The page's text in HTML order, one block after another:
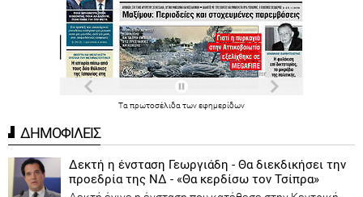
Τα πρωτοσέλιδα τωνεφημερίδων
ΔΗΜΟΦΙΛΕΙΣ
Δεκτή η ένσταση Γεωργιάδη - Θα διεκδικήσει την
προεδρία της ΝΔ - «Θα κερδίσω τον Τσίπρα»